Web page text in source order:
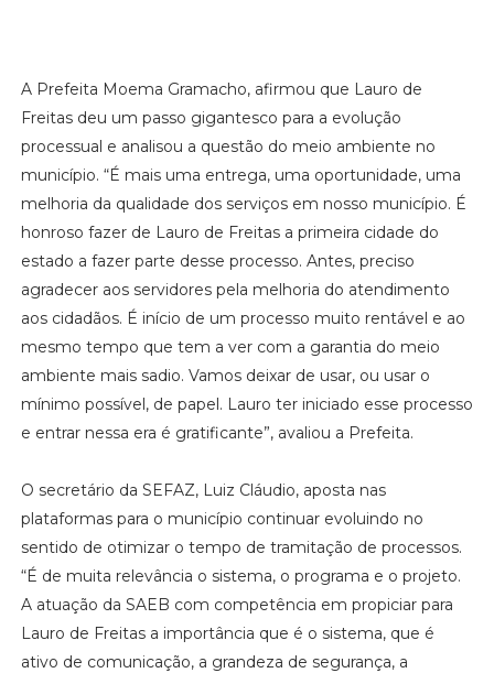
A Prefeita Moema Gramacho, afirmou que Lauro de
Freitas deu um passo gigantesco para a evolução
processual e analisou a questão do meio ambiente no
município. “É mais uma entrega, uma oportunidade, uma
melhoria da qualidade dos serviços em nosso município. É
honroso fazer de Lauro de Freitas a primeira cidade do
estado a fazer parte desse processo. Antes, preciso
agradecer aos servidores pela melhoria do atendimento
aos cidadãos. É início de um processo muito rentável e ao
mesmo tempo que tem a ver com a garantia do meio
ambiente mais sadio. Vamos deixar de usar, ou usar o
mínimo possível, de papel. Lauro ter iniciado esse processo
e entrar nessa era é gratificante”, avaliou a Prefeita.
O secretário da SEFAZ, Luiz Cláudio, aposta nas
plataformas para o município continuar evoluindo no
sentido de otimizar o tempo de tramitação de processos.
“É de muita relevância o sistema, o programa e o projeto.
A atuação da SAEB com competência em propiciar para
Lauro de Freitas a importância que é o sistema, que é
ativo de comunicação, a grandeza de segurança, a